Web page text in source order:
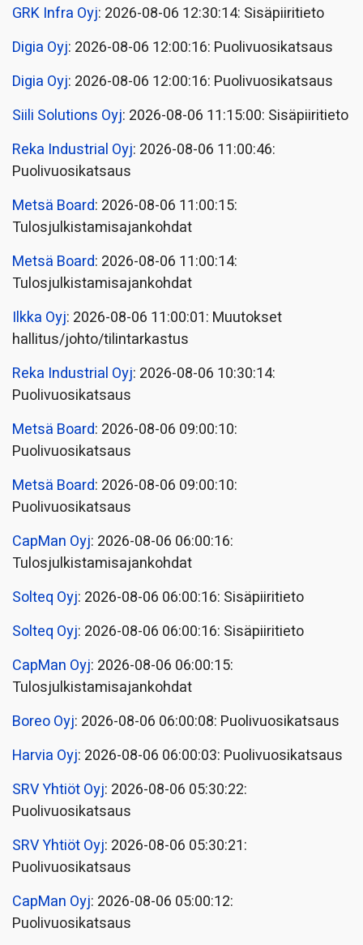
GRK Infra Oyj: 2026-08-06 12:30:14: Sisäpiiritieto
Digia Oyj: 2026-08-06 12:00:16: Puolivuosikatsaus
Digia Oyj: 2026-08-06 12:00:16: Puolivuosikatsaus
Siili Solutions Oyj: 2026-08-06 11:15:00: Sisäpiiritieto
Reka Industrial Oyj: 2026-08-06 11:00:46:
Puolivuosikatsaus
Metsä Board: 2026-08-06 11:00:15:
Tulosjulkistamisajankohdat
Metsä Board: 2026-08-06 11:00:14:
Tulosjulkistamisajankohdat
Ilkka Oyj: 2026-08-06 11:00:01: Muutokset
hallitus/johto/tilintarkastus
Reka Industrial Oyj: 2026-08-06 10:30:14:
Puolivuosikatsaus
Metsä Board: 2026-08-06 09:00:10:
Puolivuosikatsaus
Metsä Board: 2026-08-06 09:00:10:
Puolivuosikatsaus
CapMan Oyj: 2026-08-06 06:00:16:
Tulosjulkistamisajankohdat
Solteq Oyj: 2026-08-06 06:00:16: Sisäpiiritieto
Solteq Oyj: 2026-08-06 06:00:16: Sisäpiiritieto
CapMan Oyj: 2026-08-06 06:00:15:
Tulosjulkistamisajankohdat
Boreo Oyj: 2026-08-06 06:00:08: Puolivuosikatsaus
Harvia Oyj: 2026-08-06 06:00:03: Puolivuosikatsaus
SRV Yhtiöt Oyj: 2026-08-06 05:30:22:
Puolivuosikatsaus
SRV Yhtiöt Oyj: 2026-08-06 05:30:21:
Puolivuosikatsaus
CapMan Oyj: 2026-08-06 05:00:12:
Puolivuosikatsaus